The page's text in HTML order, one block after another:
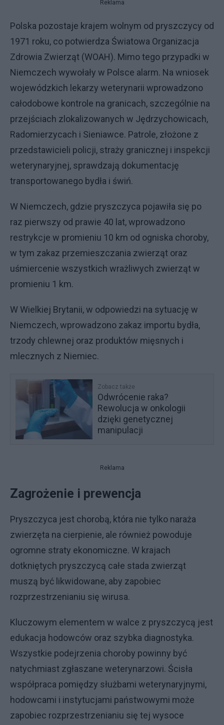
Reklama
Polska pozostaje krajem wolnym od pryszczycy od
1971 roku, co potwierdza Światowa Organizacja
Zdrowia Zwierząt (WOAH). Mimo tego przypadki w
Niemczech wywołały w Polsce alarm. Na wniosek
wojewódzkich lekarzy weterynarii wprowadzono
całodobowe kontrole na granicach, szczególnie na
przejściach zlokalizowanych w Jędrzychowicach,
Radomierzycach i Sieniawce. Patrole, złożone z
przedstawicieli policji, straży granicznej i inspekcji
weterynaryjnej, sprawdzają dokumentację
transportowanego bydła i świń.
W Niemczech, gdzie pryszczyca pojawiła się po
raz pierwszy od prawie 40 lat, wprowadzono
restrykcje w promieniu 10 km od ogniska choroby,
w tym zakaz przemieszczania zwierząt oraz
uśmiercenie wszystkich wrażliwych zwierząt w
promieniu 1 km.
W Wielkiej Brytanii, w odpowiedzi na sytuację w
Niemczech, wprowadzono zakaz importu bydła,
trzody chlewnej oraz produktów mięsnych i
mlecznych z Niemiec.
Zobacz także
Odwrócenie raka?
Rewolucja w onkologii
dzięki genetycznej
manipulacji
Reklama
Zagrożenie i prewencja
Pryszczyca jest chorobą, która nie tylko naraża
zwierzęta na cierpienie, ale również powoduje
ogromne straty ekonomiczne. W krajach
dotkniętych pryszczycą całe stada zwierząt
muszą być likwidowane, aby zapobiec
rozprzestrzenianiu się wirusa.
Kluczowym elementem w walce z pryszczycą jest
edukacja hodowców oraz szybka diagnostyka.
Wszystkie podejrzenia choroby powinny być
natychmiast zgłaszane weterynarzowi. Ścisła
współpraca pomiędzy służbami weterynaryjnymi,
hodowcami i instytucjami państwowymi może
zapobiec rozprzestrzenianiu się tej wysoce